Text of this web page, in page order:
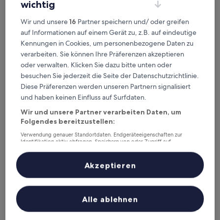
Caledon Overnight Rooms
Caledon Overnight Rooms
3.0-
Sterne-
Unterkunft
5,5 km von Flughafen B.J. Vorster (KIM) entfernt
8.8
von
Hervorragend,
Bewertungen)
8,8/10 Hervorragend (9 Bewertungen)
Preis
beträgt
inkl. Steuern & Gebühren
15. Aug.–16. Aug.
Kimberley Manor Guesthouse
wichtig
Wir und unsere16 Partner speichern und/ oder greifen
auf Informationen auf einem Gerät zu, z.B. auf eindeutige
Kennungen in Cookies, um personenbezogene Daten zu
verarbeiten. Sie können Ihre Präferenzen akzeptieren
oder verwalten. Klicken Sie dazu bitte unten oder
besuchen Sie jederzeit die Seite der Datenschutzrichtlinie.
Diese Präferenzen werden unseren Partnern signalisiert
und haben keinen Einfluss auf Surfdaten.
Wir und unsere Partner verarbeiten Daten, um
Folgendes bereitzustellen:
Verwendung genauer Standortdaten. Endgeräteeigenschaften zur
Identifikation aktiv abfragen. Speichern von oder Zugriff auf
Inhalte, Messung von Werbeleistung und der Performance von Inhalten,
Zielgruppenforschung sowie Entwicklung und Verbesserung von
Liste der Partner (Lieferanten)
Alle ablehnen
Akzeptieren